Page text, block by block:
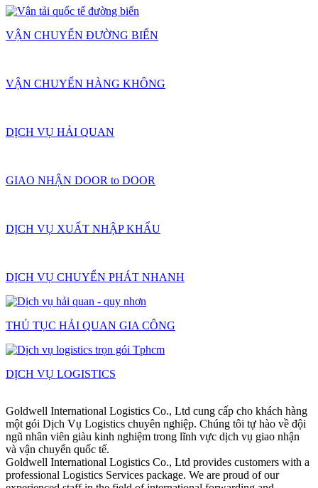
VẬN CHUYỂN ĐƯỜNG BIỂN
VẬN CHUYỂN HÀNG KHÔNG
DỊCH VỤ HẢI QUAN
GIAO NHẬN DOOR to DOOR
DỊCH VỤ XUẤT NHẬP KHẨU
DỊCH VỤ CHUYỂN PHÁT NHANH
THỦ TỤC HẢI QUAN GIA CÔNG
DỊCH VỤ LOGISTICS
Goldwell International Logistics Co., Ltd cung cấp cho khách hàng
một gói Dịch Vụ Logistics chuyên nghiệp. Chúng tôi tự hào về đội
ngũ nhân viên giàu kinh nghiệm trong lĩnh vực dịch vụ giao nhận
và vận chuyển quốc tế.
Goldwell International Logistics Co., Ltd provides customers with a
professional Logistics Services package. We are proud of our